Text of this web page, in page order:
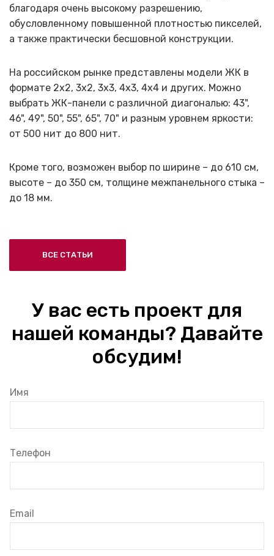
благодаря очень высокому разрешению,
обусловленному повышенной плотностью пикселей,
а также практически бесшовной конструкции.
На российском рынке представлены модели ЖК в
формате 2х2, 3х2, 3х3, 4х3, 4х4 и других. Можно
выбрать ЖК-панели с различной диагональю: 43",
46", 49", 50", 55", 65", 70" и разным уровнем яркости:
от 500 нит до 800 нит.
Кроме того, возможен выбор по ширине – до 610 см,
высоте – до 350 см, толщине межпанельного стыка –
до 18 мм.
ВСЕ СТАТЬИ
У вас есть проект для
нашей команды? Давайте
обсудим!
Имя
Телефон
Email